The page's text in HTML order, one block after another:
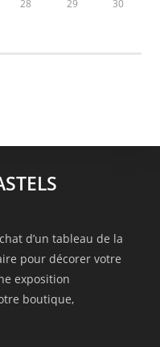
28 29 30
d’un tableau de la
pour décorer votre
exposition
boutique,